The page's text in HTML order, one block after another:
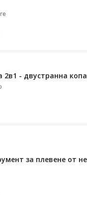
2в1 - двустранна
за плевене от